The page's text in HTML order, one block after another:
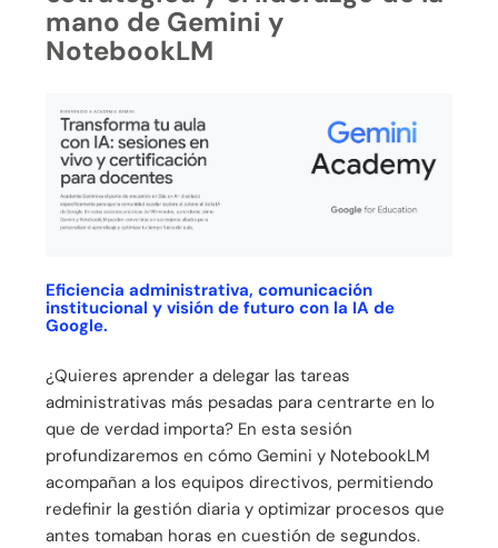
mano de Gemini y
NotebookLM
Eficiencia administrativa, comunicación
institucional y visión de futuro con la IA de
Google.
¿Quieres aprender a delegar las tareas
administrativas más pesadas para centrarte en lo
que de verdad importa? En esta sesión
profundizaremos en cómo Gemini y NotebookLM
acompañan a los equipos directivos, permitiendo
redefinir la gestión diaria y optimizar procesos que
antes tomaban horas en cuestión de segundos.